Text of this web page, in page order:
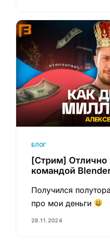
БЛОГ
[Стрим] Отлично
командой
Получился
про мои деньги
28.11.2024